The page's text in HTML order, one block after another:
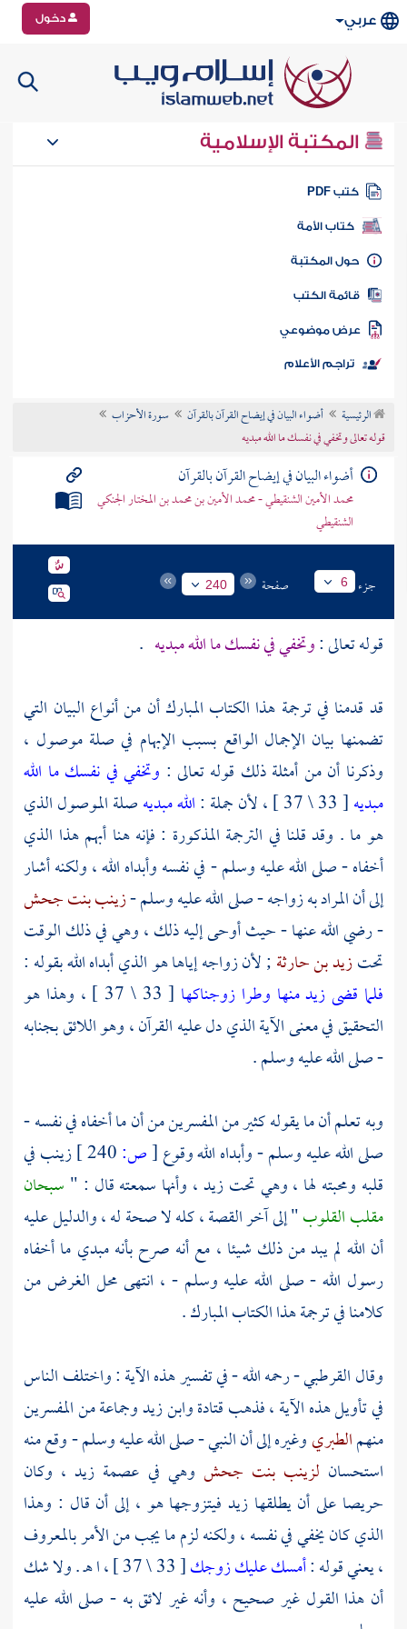
عربي دخول
المكتبة الإسلامية
كتب PDF
كتاب الأمة
المكتبة
الكتب
موضوعي
تراجم الأعلام
الرئيسية أضواء البيان في إيضاح القرآن بالقرآن
سورة الأحزاب
قوله تعالى وتخفي في نفسك ما الله مبديه
أضواء البيان في إيضاح القرآن بالقرآن
محمد الأمين الشنقيطي - محمد الأمين بن محمد بن المختار الجنكي
الشنقيطي
جزء 6 صفحة 240
قوله تعالى :وتخفي في نفسك ما الله مبديه .
قد قدمنا في ترجمة هذا الكتاب المبارك أن من أنواع البيان التي
تضمنها بيان الإجمال الواقع بسبب الإبهام في صلة موصول ،
وذكرنا أن من أمثلة ذلك قوله تعالى : وتخفي في نفسك ما الله
مبديه[ 33 \ 37 ] ، لأن جملة : الله مبديهصلة الموصول الذي
هو ما . وقد قلنا في الترجمة المذكورة : فإنه هنا أبهم هذا الذي
أخفاه - صلى الله عليه وسلم - في نفسه وأبداه الله ، ولكنه أشار
إلى أن المراد به زواجه - صلى الله عليه وسلم -زينب بنت جحش
- رضي الله عنها - حيث أوحى إليه ذلك ، وهي في ذلك الوقت
تحتزيد بن حارثة; لأن زواجه إياها هو الذي أبداه الله بقوله :
فلما قضى زيد منها وطرا زوجناكها
[ 33 \ 37 ] ، وهذا هو
التحقيق في معنى الآية الذي دل عليه القرآن ، وهو اللائق بجنابه
- صلى الله عليه وسلم .
وبه تعلم أن ما يقوله كثير من المفسرين من أن ما أخفاه في نفسه -
صلى الله عليه وسلم - وأبداه الله وقوع[ص: زينبفي
قلبه ومحبته لها ، وهي تحتزيد، وأنها سمعته قال : " سبحان
مقلب القلوب" إلى آخر القصة ، كله لا صحة له ، والدليل عليه
أن الله لم يبد من ذلك شيئا ، مع أنه صرح بأنه مبدي ما أخفاه
رسول الله - صلى الله عليه وسلم - ، انتهى محل الغرض من
كلامنا في ترجمة هذا الكتاب المبارك .
وقالالقرطبي- رحمه الله - في تفسير هذه الآية : واختلف الناس
في تأويل هذه الآية ، فذهبقتادةوابن زيدوجماعة من المفسرين
منهمالطبريوغيره إلى أن النبي - صلى الله عليه وسلم - وقع منه
استحسان لزينب بنت جحش وهي في عصمة زيد ، وكان
حريصا على أن يطلقهازيد فيتزوجها هو ، إلى أن قال : وهذا
الذي كان يخفي في نفسه ، ولكنه لزم ما يجب من الأمر بالمعروف
، يعني قوله :أمسك عليك زوجك
[ 33 \ 37 ] ، ا هـ . ولا شك
أن هذا القول غير صحيح ، وأنه غير لائق به - صلى الله عليه